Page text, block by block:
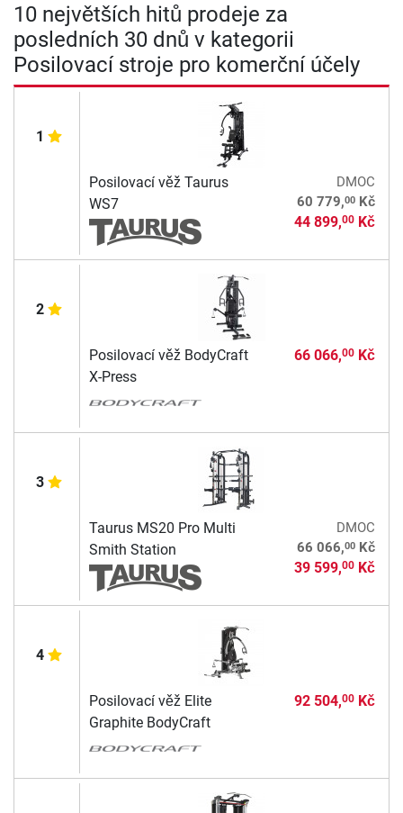
10 největších hitů prodeje za
posledních 30 dnů v kategorii
Posilovací stroje pro komerční účely
1
Posilovací věž Taurus
WS7
DMOC
60 779,00Kč
44 899,00Kč
2
Posilovací věž BodyCraft
X-Press
66 066,00Kč
3
Taurus MS20 Pro Multi
Smith Station
DMOC
66 066,00Kč
39 599,00Kč
4
Posilovací věž Elite
Graphite BodyCraft
92 504,00Kč